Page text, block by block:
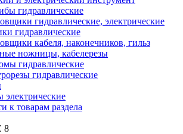
гидравлические
гидравлические, электрические
гидравлические
кабеля, наконечников, гильз
ножницы, кабелерезы
гидравлические
гидравлические
к товарам раздела
8